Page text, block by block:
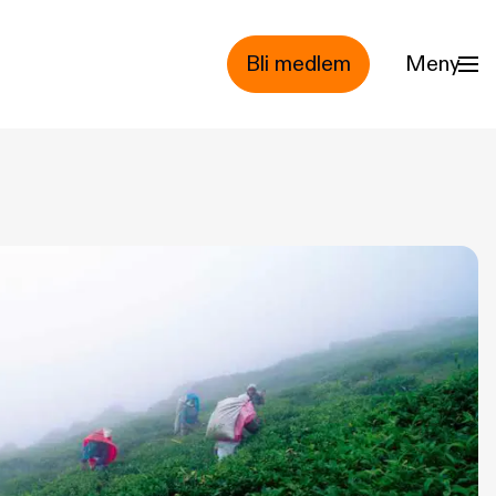
Bli medlem Meny